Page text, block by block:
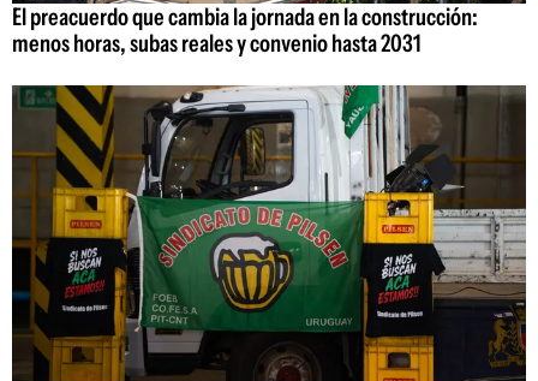
El preacuerdo que cambia la jornada en la construcción:
menos horas, subas reales y convenio hasta 2031